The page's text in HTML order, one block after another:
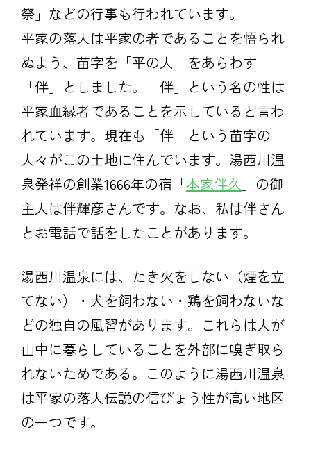
祭」などの行事も行われています。
平家の落人は平家の者であることを悟られ
ぬよう、苗字を「平の人」をあらわす
「伴」としました。「伴」という名の性は
平家血縁者であることを示していると言わ
れています。現在も「伴」という苗字の
人々がこの土地に住んでいます。湯西川温
泉発祥の創業1666年の宿「本家伴久 」の御
主人は伴輝彦さんです。なお、私は伴さん
とお電話で話をしたことがあります。
湯西川温泉には、たき火をしない（煙を立
てない）・犬を飼わない・鶏を飼わないな
どの独自の風習があります。これらは人が
山中に暮らしていることを外部に嗅ぎ取ら
れないためである。このように湯西川温泉
は平家の落人伝説の信ぴょう性が高い地区
の一つです。